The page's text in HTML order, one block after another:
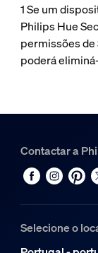
1 Se um
Philips Hue
permissões de
poderá
Contactar a
Selecione o